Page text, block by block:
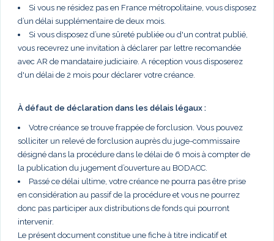
Si vous ne résidez pas en France métropolitaine, vous disposez
d’un délai supplémentaire de deux mois.
Si vous disposez d’une sûreté publiée ou d'un contrat publié,
vous recevrez une invitation à déclarer par lettre recomandée
avec AR de mandataire judiciaire. A réception vous disposerez
d'un délai de 2 mois pour déclarer votre créance.
À défaut de déclaration dans les délais légaux :
Votre créance se trouve frappée de forclusion. Vous pouvez
solliciter un relevé de forclusion auprès du juge-commissaire
désigné dans la procédure dans le délai de 6 mois à compter de
la publication du jugement d’ouverture au BODACC.
Passé ce délai ultime, votre créance ne pourra pas être prise
en considération au passif de la procédure et vous ne pourrez
donc pas participer aux distributions de fonds qui pourront
intervenir.
Le présent document constitue une fiche à titre indicatif et